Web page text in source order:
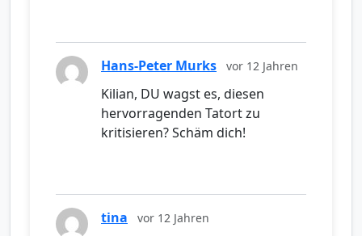
Hans-Peter Murks vor 12 Jahren
Kilian, DU wagst es, diesen
hervorragenden Tatort zu
kritisieren? Schäm dich!
tina vor 12 Jahren